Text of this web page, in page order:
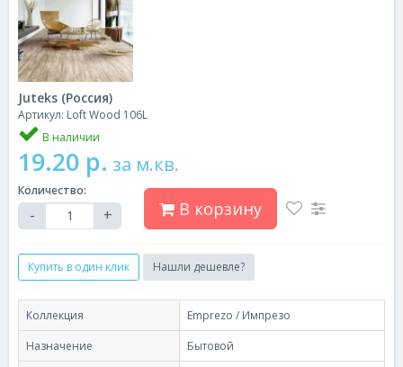
Juteks (Россия)
Артикул: Loft Wood 106L
В наличии
19.20 р. за м.кв.
Количество:
- + В корзину
Купить в один клик Нашли дешевле?
Коллекция
Emprezo / Импрезо
Назначение
Бытовой